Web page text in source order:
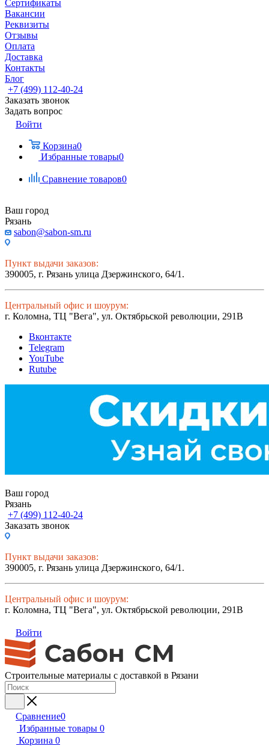
Сертификаты
Вакансии
Реквизиты
Отзывы
Оплата
Доставка
Контакты
Блог
+7 (499) 112-40-24
Заказать звонок
Задать вопрос
Войти
Корзина0
Избранные товары0
Сравнение товаров0
Ваш город
Рязань
sabon@sabon-sm.ru
Пункт выдачи заказов:
390005, г. Рязань улица Дзержинского, 64/1.
Центральный офис и шоурум:
г. Коломна, ТЦ "Вега", ул. Октябрьской революции, 291В
Вконтакте
Telegram
YouTube
Rutube
Ваш город
Рязань
+7 (499) 112-40-24
Заказать звонок
Пункт выдачи заказов:
390005, г. Рязань улица Дзержинского, 64/1.
Центральный офис и шоурум:
г. Коломна, ТЦ "Вега", ул. Октябрьской революции, 291В
Войти
Строительные материалы с доставкой в Рязани
Сравнение0
Избранные товары 0
Корзина 0